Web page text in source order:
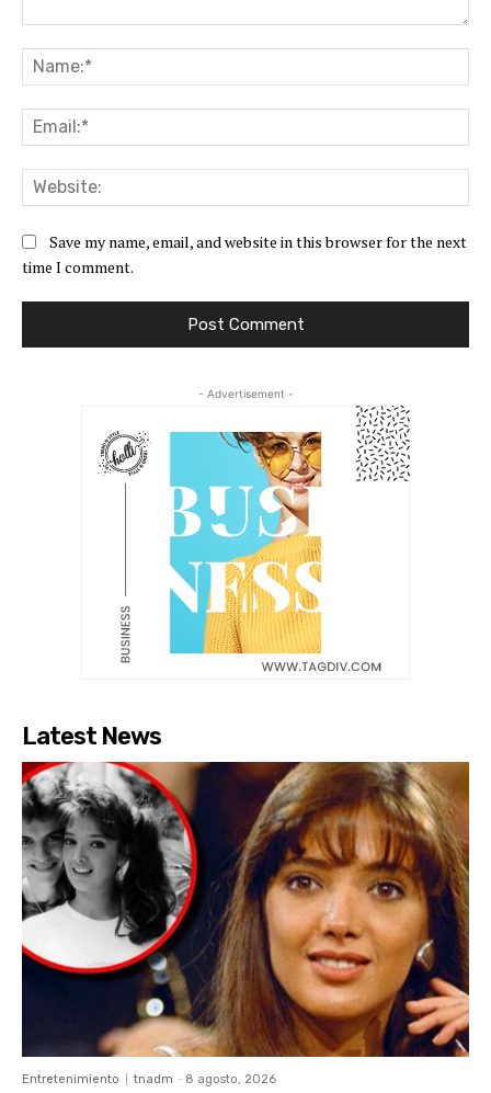
Save my name, email, and website in this browser for the next
time I comment.
- Advertisement -
Latest News
Entretenimiento tnadm - 8 agosto, 2026